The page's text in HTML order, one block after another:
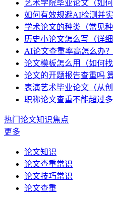
艺术学院毕业论文（如
如何有效规避AI检测并
学术论文的种类（常见
历史小论文怎么写（详
AI论文查重率高怎么办
论文模板怎么用（如何
论文的开题报告查重吗
表演艺术毕业论文（从创
职称论文查重不能超过
热门论文知识焦点
更多
论文知识
论文查重常识
论文技巧常识
论文查重